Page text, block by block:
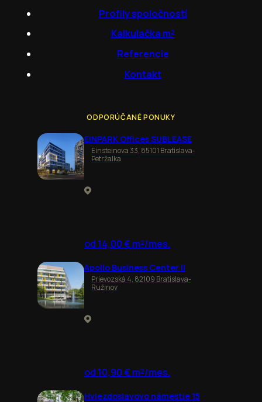
Profily spoločností
Kalkulačka m²
Referencie
Kontakt
ODPORÚČANÉ PONUKY
EINPARK Offices SUBLEASE
Einsteinova 33, 85101 Bratislava-
Petržalka
od 14,00 € m²/mes.
Apollo Business Center II
Prievozská 4, 82109 Bratislava-
Ružinov
od 10,90 € m²/mes.
Hviezdoslavovo námestie 15